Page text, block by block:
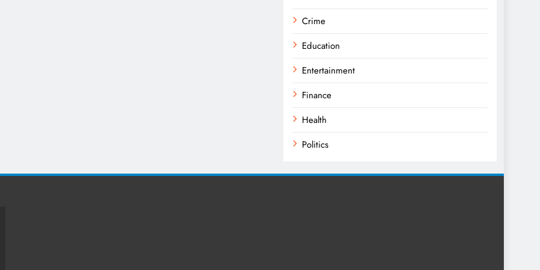
Crime
Education
Entertainment
Finance
Health
Politics